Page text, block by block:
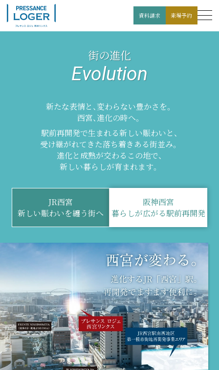
資料請求 来場予約
街の進化
Evolution
新たな表情と、変わらない豊かさを。
西宮、進化の時へ。
駅前再開発で生まれる新しい賑わいと、
受け継がれてきた落ち着きある街並み。
進化と成熟が交わるこの地で、
新しい暮らしが育まれます。
JR西宮
新しい賑わいを纏う街へ
阪神西宮
暮らしが広がる駅前再開発